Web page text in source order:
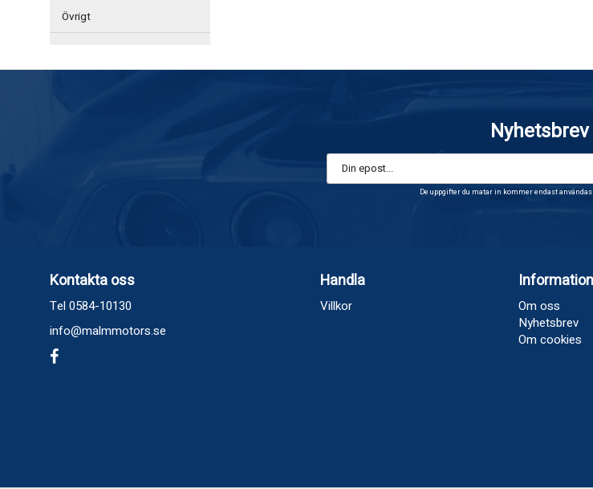
Övrigt
Nyhetsbrev
De uppgifter du matar in kommer endast
Kontakta oss
Tel 0584-10130
info@malmmotors.se
Handla
Villkor
Information
Om oss
Nyhetsbrev
Om cookies